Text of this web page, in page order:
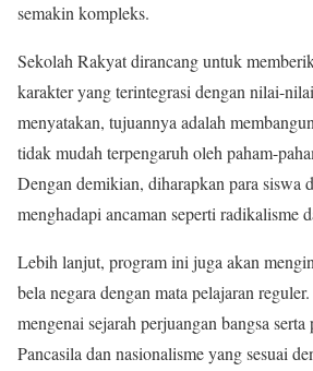
semakin kompleks.
Sekolah Rakyat dirancang untuk
karakter yang terintegrasi dengan nilai-
menyatakan, tujuannya adalah
tidak mudah terpengaruh oleh paham-
Dengan demikian, diharapkan para siswa
menghadapi ancaman seperti radikalisme
Lebih lanjut, program ini juga akan
bela negara dengan mata pelajaran
mengenai sejarah perjuangan bangsa
Pancasila dan nasionalisme yang sesuai